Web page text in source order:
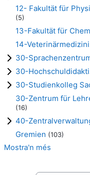
12- Fakultät für
(5)
13-Fakultät für
14-
30-
30-
30-Studienkolleg
30-Zentrum für
(16)
40-
Gremien (103)
Mostra'n més